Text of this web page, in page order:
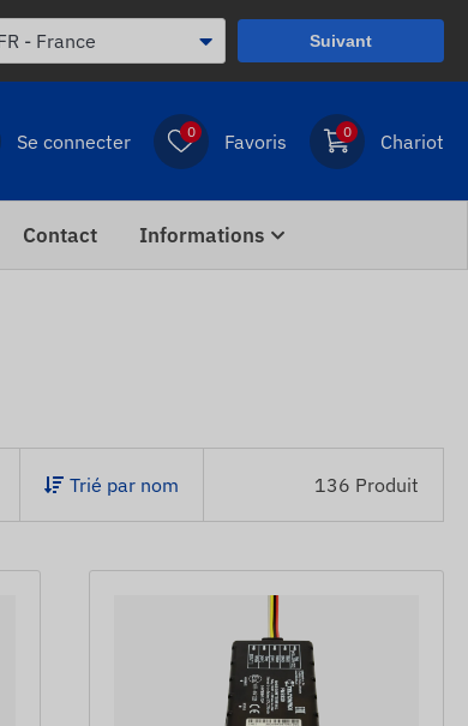
Suivant
Se connecter 0 Favoris 0 Chariot
Contact Informations
Trié par nom 136 Produit